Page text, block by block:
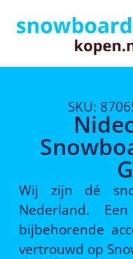
SKU:
Wij zijn dé
Nederland. Een
bijbehorende
vertrouwd op